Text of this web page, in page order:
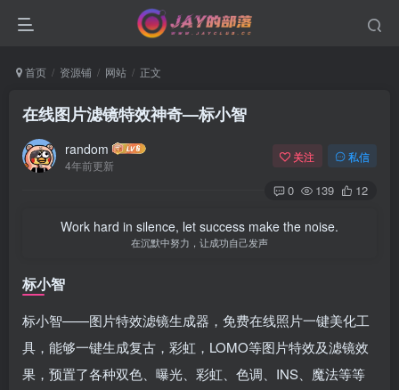
首页 资源铺 网站 正文
在线图片滤镜特效神奇—标小智
random
4年前更新
关注 私信
0 139 12
Work hard in silence, let success make the noise.
在沉默中努力，让成功自己发声
标小智
标小智——图片特效滤镜生成器，免费在线照片一键美化工
具，能够一键生成复古，彩虹，LOMO等图片特效及滤镜效
果，预置了各种双色、曝光、彩虹、色调、INS、魔法等等